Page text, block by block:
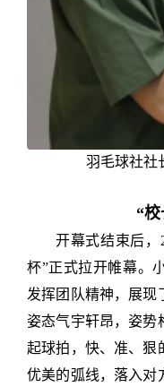
羽毛球社社
“
开幕式结束后，
杯”正式拉开帷幕。
发挥团队精神，展现
姿态气宇轩昂，姿势
起球拍，快、准、狠
优美的弧线，落入对